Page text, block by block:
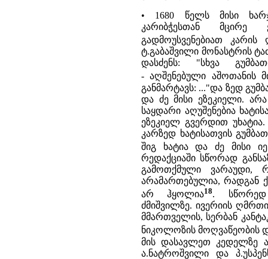
• 1680 წელს მისი
კარიბჭესთან მცირე
გადმოუსვენებიათ კარის
ტ.გაბაშვილი მონასტრის
დასძენს: "სხვა
- აღშენებული აშოთანის
განმარტავს: ..."და ზედ
და ძე მისი ეზეკიელი.
საყდარი აღუშენებია
ეზეკიელ გვერდით
კარზედ ხატისათვის
შიგ ხატია და ძე მისი
რედაქციაში სწორად
გამოთქმული ვარაუდი,
არამართებულია, რადგან
არ ჰყოლია18. სწორედ
ძმიშვილზე. ივერიის
მმართველის, სერბან
ნიკოლოზის მოღვაწეობის
მის დასავლეთ კედელზე
ა.ნატროშვილი და